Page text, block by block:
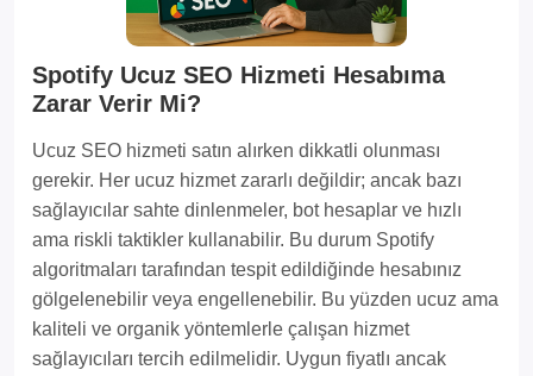
Spotify Ucuz SEO Hizmeti Hesabıma
Zarar Verir Mi?
Ucuz SEO hizmeti satın alırken dikkatli olunması
gerekir. Her ucuz hizmet zararlı değildir; ancak bazı
sağlayıcılar sahte dinlenmeler, bot hesaplar ve hızlı
ama riskli taktikler kullanabilir. Bu durum Spotify
algoritmaları tarafından tespit edildiğinde hesabınız
gölgelenebilir veya engellenebilir. Bu yüzden ucuz ama
kaliteli ve organik yöntemlerle çalışan hizmet
sağlayıcıları tercih edilmelidir. Uygun fiyatlı ancak